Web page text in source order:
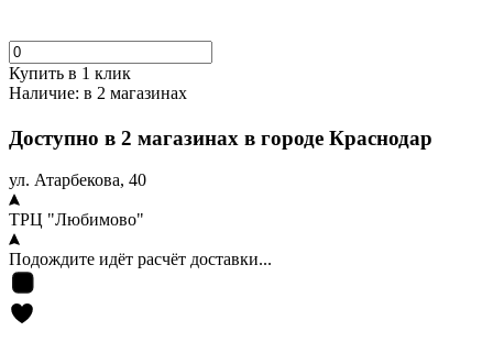
Купить в 1 клик
Наличие: в 2 магазинах
Доступно в 2 магазинах в городе Краснодар
ул. Атарбекова, 40
ТРЦ "Любимово"
Подождите идёт расчёт доставки...